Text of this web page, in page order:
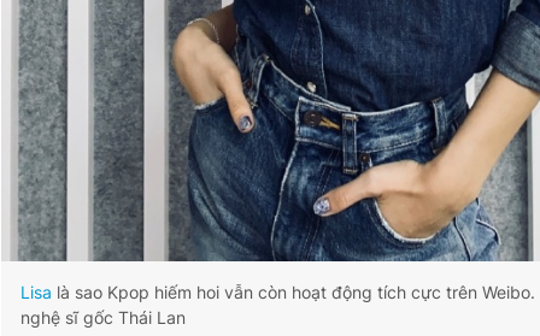
Lisa là sao Kpop hiếm hoi vẫn còn hoạt động tích cực trên
nghệ sĩ gốc Thái Lan